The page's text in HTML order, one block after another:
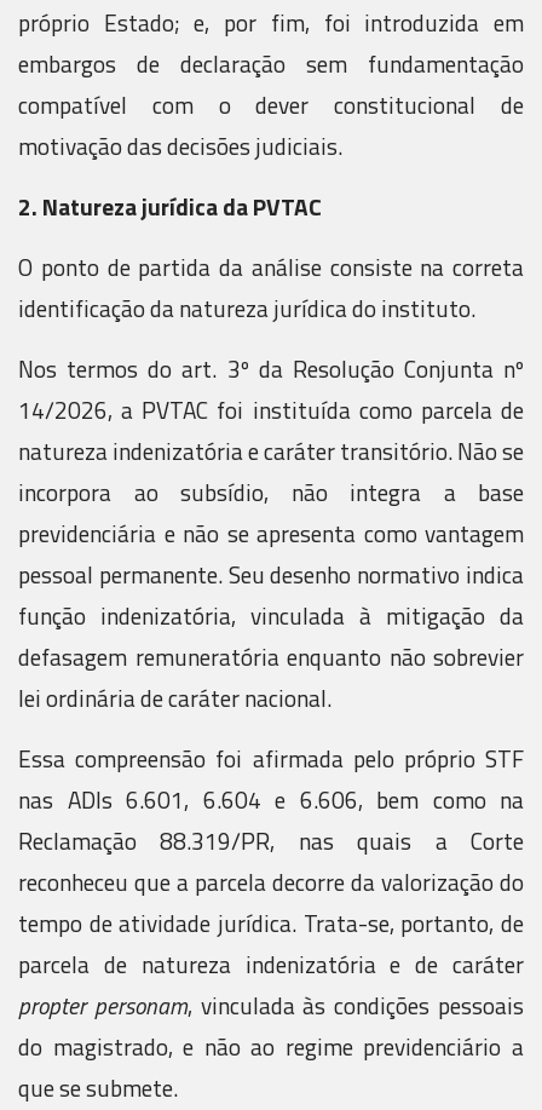
próprio Estado; e, por fim, foi introduzida em
embargos de declaração sem fundamentação
compatível com o dever constitucional de
motivação das decisões judiciais.
2. Natureza jurídica da PVTAC
O ponto de partida da análise consiste na correta
identificação da natureza jurídica do instituto.
Nos termos do art. 3º da Resolução Conjunta nº
14/2026, a PVTAC foi instituída como parcela de
natureza indenizatória e caráter transitório. Não se
incorpora ao subsídio, não integra a base
previdenciária e não se apresenta como vantagem
pessoal permanente. Seu desenho normativo indica
função indenizatória, vinculada à mitigação da
defasagem remuneratória enquanto não sobrevier
lei ordinária de caráter nacional.
Essa compreensão foi afirmada pelo próprio STF
nas ADIs 6.601, 6.604 e 6.606, bem como na
Reclamação 88.319/PR, nas quais a Corte
reconheceu que a parcela decorre da valorização do
tempo de atividade jurídica. Trata-se, portanto, de
parcela de natureza indenizatória e de caráter
propter personam, vinculada às condições pessoais
do magistrado, e não ao regime previdenciário a
que se submete.